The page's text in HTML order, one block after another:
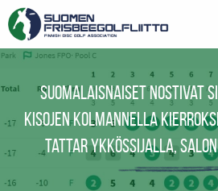
Suomalaisnaiset nostivat
kisojen kolmannella
Tattar ykkössijalla,